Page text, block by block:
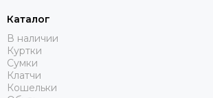
Каталог
В наличии
Куртки
Сумки
Клатчи
Кошельки